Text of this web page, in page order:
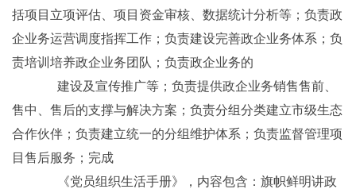
括项目立项评估、项目资金审核、数据统计分析等；负责政
企业务运营调度指挥工作；负责建设完善政企业务体系；负
责培训培养政企业务团队；负责政企业务的
建设及宣传推广等；负责提供政企业务销售售前、
售中、售后的支撑与解决方案；负责分组分类建立市级生态
合作伙伴；负责建立统一的分组维护体系；负责监督管理项
目售后服务；完成
《党员组织生活手册》，内容包含：旗帜鲜明讲政